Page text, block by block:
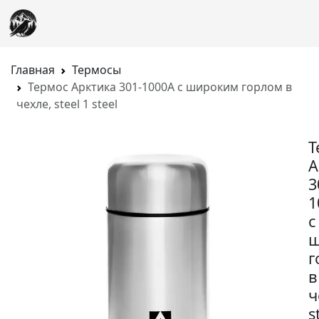
Главная
Термосы
Термос Арктика 301-1000A с широким горлом в
чехле, steel 1 steel
с
в